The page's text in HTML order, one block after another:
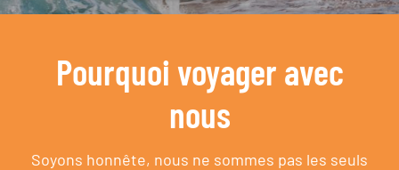
Pourquoi voyager avec
nous
Soyons honnête, nous ne sommes pas les seuls